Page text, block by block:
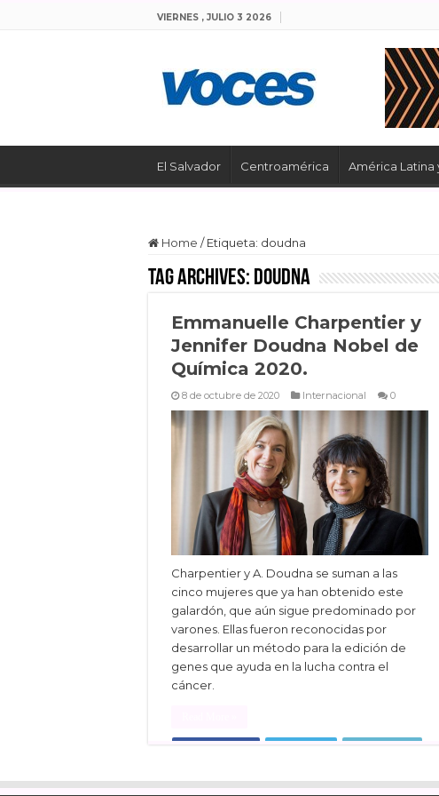
VIERNES , JULIO 3 2026
El Salvador Centroamérica América Latina
Home / Etiqueta: doudna
Tag Archives: doudna
Emmanuelle Charpentier y
Jennifer Doudna Nobel de
Química 2020.
8 de octubre de 2020 Internacional 0
Charpentier y A. Doudna se suman a las
cinco mujeres que ya han obtenido este
galardón, que aún sigue predominado por
varones. Ellas fueron reconocidas por
desarrollar un método para la edición de
genes que ayuda en la lucha contra el
cáncer.